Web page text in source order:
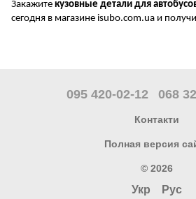
Закажите кузовные детали для
сегодня в магазине isubo.com.ua и
095 420-02-12 068
Контакти
Полная версия
© 2026
Укр Рус